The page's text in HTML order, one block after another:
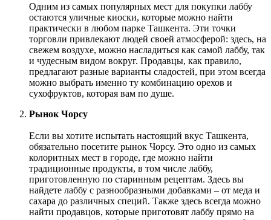
Одним из самых популярных мест для покупки лаббу
остаются уличные киоски, которые можно найти
практически в любом парке Ташкента. Эти точки
торговли привлекают людей своей атмосферой: здесь, на
свежем воздухе, можно насладиться как самой лаббу, так
и чудесным видом вокруг. Продавцы, как правило,
предлагают разные варианты сладостей, при этом всегда
можно выбрать именно ту комбинацию орехов и
сухофруктов, которая вам по душе.
Рынок Чорсу
Если вы хотите испытать настоящий вкус Ташкента,
обязательно посетите рынок Чорсу. Это одно из самых
колоритных мест в городе, где можно найти
традиционные продукты, в том числе лаббу,
приготовленную по старинным рецептам. Здесь вы
найдете лаббу с разнообразными добавками – от меда и
сахара до различных специй. Также здесь всегда можно
найти продавцов, которые приготовят лаббу прямо на